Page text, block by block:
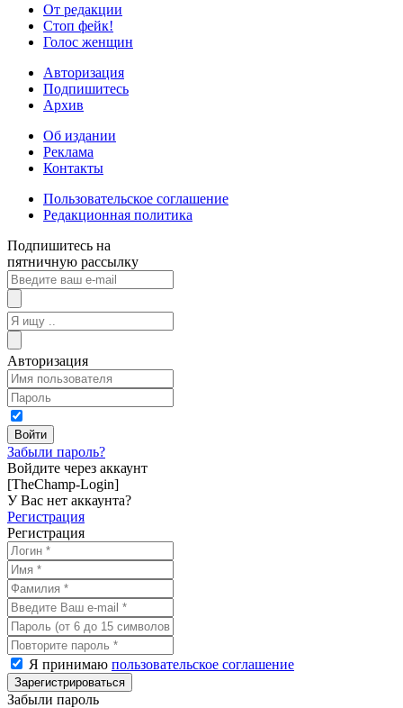
От редакции
Стоп фейк!
Голос женщин
Авторизация
Подпишитесь
Архив
Об издании
Реклама
Контакты
Пользовательское соглашение
Редакционная политика
Подпишитесь на
пятничную рассылку
Авторизация
Забыли пароль?
Войдите через аккаунт
[TheChamp-Login]
У Вас нет аккаунта?
Регистрация
Регистрация
Я принимаю пользовательское соглашение
Забыли пароль